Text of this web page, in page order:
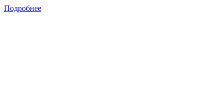
Подробнее